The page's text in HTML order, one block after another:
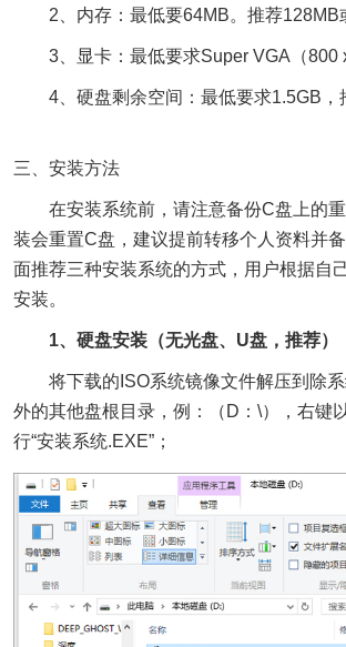
2、内存：最低要64MB。推荐128MB
3、显卡：最低要求Super VGA（800 x
4、硬盘剩余空间：最低要求1.5GB，
三、安装方法
在安装系统前，请注意备份C盘上的重
装会重置C盘，建议提前转移个人资料并
面推荐三种安装系统的方式，用户根据自
安装。
1、硬盘安装（无光盘、U盘，推荐）
将下载的ISO系统镜像文件解压到除系
外的其他盘根目录，例：（D：\），右键
行“安装系统.EXE”；